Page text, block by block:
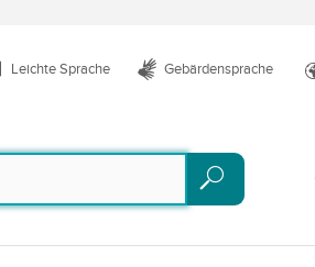
Leichte Sprache Gebärdensprache
Suchen
Suchen